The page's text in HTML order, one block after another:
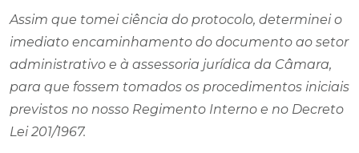
Assim que tomei ciência do protocolo, determinei o
imediato encaminhamento do documento ao setor
administrativo e à assessoria jurídica da Câmara,
para que fossem tomados os procedimentos iniciais
previstos no nosso Regimento Interno e no Decreto
Lei 201/1967.